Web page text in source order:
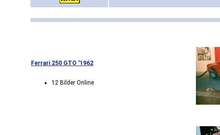
Ferrari 250 GTO '1962
12 Bilder Online